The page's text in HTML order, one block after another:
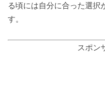
る頃には自分に合った選択
す。
スポン